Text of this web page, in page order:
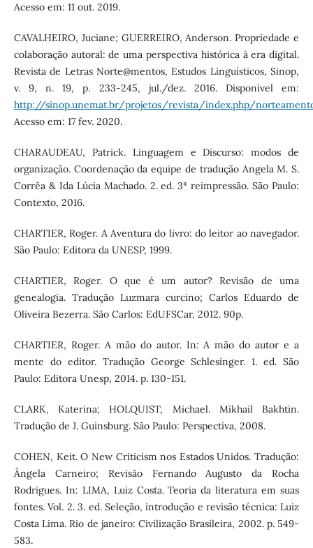
Acesso em: 11 out. 2019.
CAVALHEIRO, Juciane; GUERREIRO, Anderson. Propriedade e
colaboração autoral: de uma perspectiva histórica à era digital.
Revista de Letras Norte@mentos, Estudos Linguísticos, Sinop,
v. 9, n. 19, p. 233-245, jul./dez. 2016. Disponível em:
http://sinop.unemat.br/projetos/revista/index.php/
Acesso em: 17 fev. 2020.
CHARAUDEAU, Patrick. Linguagem e Discurso: modos de
organização. Coordenação da equipe de tradução Angela M. S.
Corrêa & Ida Lúcia Machado. 2. ed. 3ª reimpressão. São Paulo:
Contexto, 2016.
CHARTIER, Roger. A Aventura do livro: do leitor ao navegador.
São Paulo: Editora da UNESP, 1999.
CHARTIER, Roger. O que é um autor? Revisão de uma
genealogia. Tradução Luzmara curcino; Carlos Eduardo de
Oliveira Bezerra. São Carlos: EdUFSCar, 2012. 90p.
CHARTIER, Roger. A mão do autor. In: A mão do autor e a
mente do editor. Tradução George Schlesinger. 1. ed. São
Paulo: Editora Unesp, 2014. p. 130-151.
CLARK, Katerina; HOLQUIST, Michael. Mikhail Bakhtin.
Tradução de J. Guinsburg. São Paulo: Perspectiva, 2008.
COHEN, Keit. O New Criticism nos Estados Unidos. Tradução:
Ângela Carneiro; Revisão Fernando Augusto da Rocha
Rodrigues. In: LIMA, Luiz Costa. Teoria da literatura em suas
fontes. Vol. 2. 3. ed. Seleção, introdução e revisão técnica: Luiz
Costa Lima. Rio de janeiro: Civilização Brasileira, 2002. p. 549-
583.